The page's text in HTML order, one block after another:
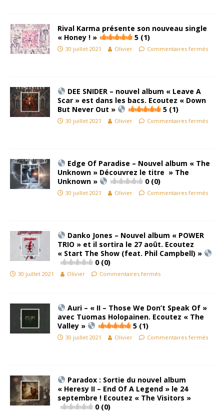
Rival Karma présente son nouveau single
« Honey ! »
5 (1)
30 juillet 2021 Olivier Commentaires fermés
DEE SNIDER – nouvel album « Leave A
Scar » est dans les bacs. Ecoutez « Down
But Never Out »
5 (1)
30 juillet 2021 Olivier Commentaires fermés
Edge Of Paradise – Nouvel album « The
Unknown » Découvrez le titre » The
Unknown »
0 (0)
30 juillet 2021 Olivier Commentaires fermés
Danko Jones – Nouvel album « POWER
TRIO » et il sortira le 27 août. Ecoutez
« Start The Show (feat. Phil Campbell) »
0 (0)
30 juillet 2021 Olivier Commentaires fermés
Auri – « II – Those We Don’t Speak Of »
avec Tuomas Holopainen. Ecoutez « The
Valley »
5 (1)
30 juillet 2021 Olivier Commentaires fermés
Paradox : Sortie du nouvel album
« Heresy II – End Of A Legend » le 24
septembre ! Ecoutez « The Visitors »
0 (0)